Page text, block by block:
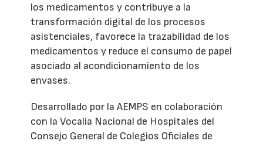
los medicamentos y contribuye a la
transformación digital de los procesos
asistenciales, favorece la trazabilidad de los
medicamentos y reduce el consumo de papel
asociado al acondicionamiento de los
envases.
Desarrollado por la AEMPS en colaboración
con la Vocalía Nacional de Hospitales del
Consejo General de Colegios Oficiales de